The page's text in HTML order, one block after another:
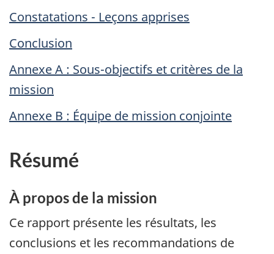
Constatations - Leçons apprises
Conclusion
Annexe A : Sous-objectifs et critères de la
mission
Annexe B : Équipe de mission conjointe
Résumé
À propos de la mission
Ce rapport présente les résultats, les
conclusions et les recommandations de